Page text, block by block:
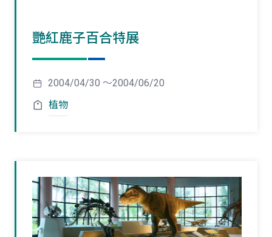
艷紅鹿子百合特展
2004/04/30 ～2004/06/20
植物